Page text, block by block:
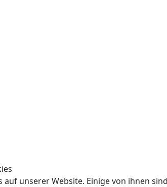
auf unserer Website. Einige von ihnen